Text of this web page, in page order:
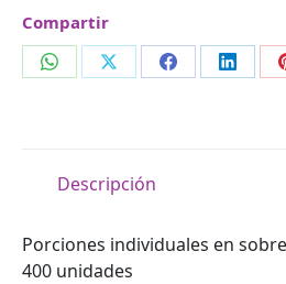
Compartir
CompartirCompartirCompartir
Descripción
Porciones individuales en
400 unidades